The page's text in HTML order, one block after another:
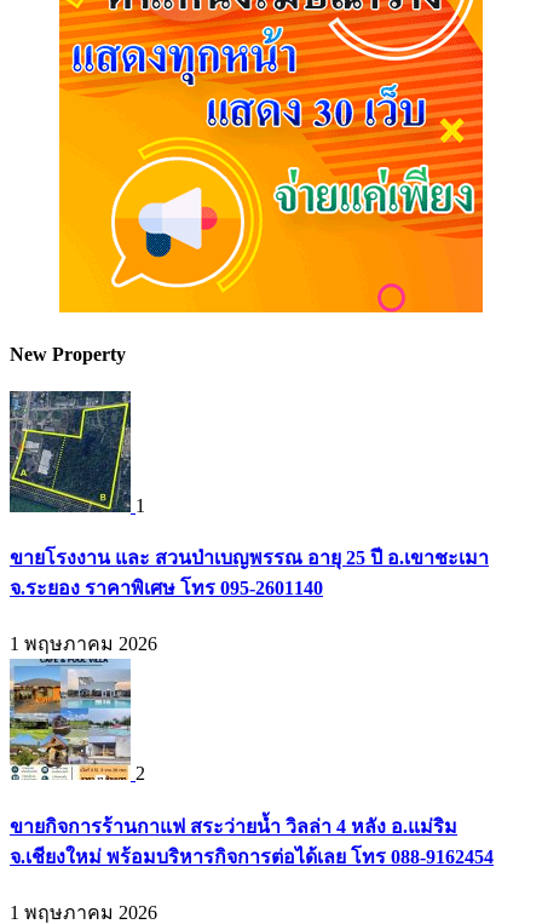
New Property
1
ขายโรงงาน และ สวนป่าเบญพรรณ อายุ 25 ปี อ.เขาชะเมา
จ.ระยอง ราคาพิเศษ โทร 095-2601140
1 พฤษภาคม 2026
2
ขายกิจการร้านกาแฟ สระว่ายน้ำ วิลล่า 4 หลัง อ.แม่ริม
จ.เชียงใหม่ พร้อมบริหารกิจการต่อได้เลย โทร 088-9162454
1 พฤษภาคม 2026